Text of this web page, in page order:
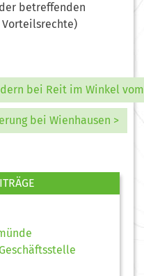
betreffenden
bei Reit im Winkel
bei Wienhausen >